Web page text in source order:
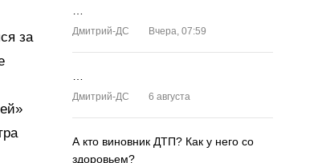
за
Дмитрий-ДС Вчера, 07:59
Дмитрий-ДС 6 августа
А кто виновник ДТП? Как у него со
здоровьем?